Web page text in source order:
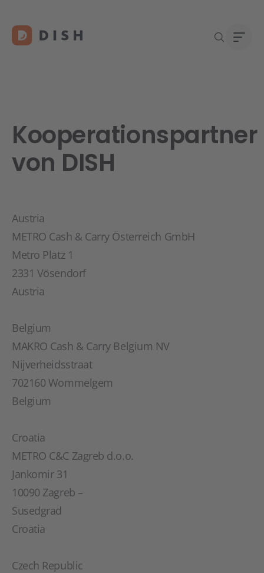
Neu
Über
Kooperationspartner
von DISH
Austria
METRO Cash & Carry Österreich GmbH
Metro Platz 1
2331 Vösendorf
Austria
Belgium
MAKRO Cash & Carry Belgium NV
Nijverheidsstraat
702160 Wommelgem
Belgium
Croatia
METRO C&C Zagreb d.o.o.
Jankomir 31
10090 Zagreb –
Susedgrad
Croatia
Czech Republic